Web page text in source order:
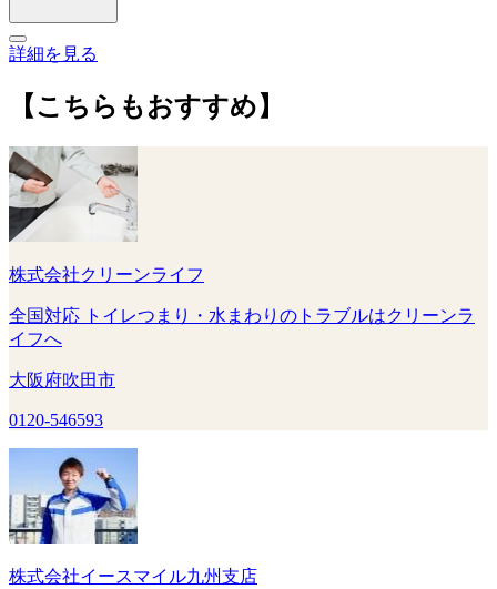
詳細を見る
【こちらもおすすめ】
株式会社クリーンライフ
全国対応 トイレつまり・水まわりのトラブルはクリーンラ
イフへ
大阪府吹田市
0120-546593
株式会社イースマイル九州支店